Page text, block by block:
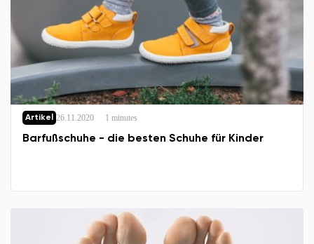
Artikel 26.11.2020 1 minutes
Barfußschuhe - die besten Schuhe für Kinder